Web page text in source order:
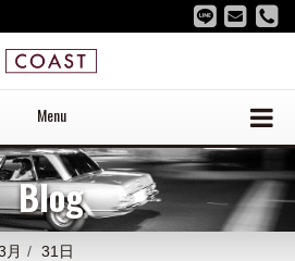
Menu
Blog
月 31日